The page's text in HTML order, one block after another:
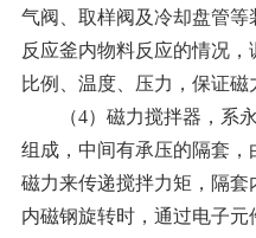
气阀、取样阀及冷却盘管
反应釜内物料反应的情况，
比例、温度、压力，保证磁
（4）磁力搅拌器，系
组成，中间有承压的隔套
磁力来传递搅拌力矩，隔
内磁钢旋转时，通过电子元